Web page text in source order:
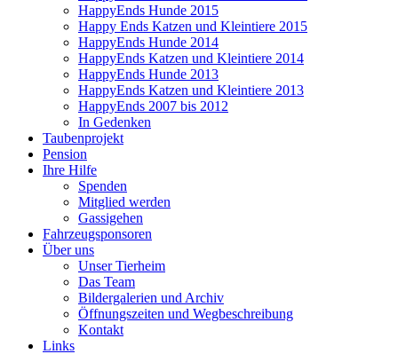
HappyEnds Hunde 2015
Happy Ends Katzen und Kleintiere 2015
HappyEnds Hunde 2014
HappyEnds Katzen und Kleintiere 2014
HappyEnds Hunde 2013
HappyEnds Katzen und Kleintiere 2013
HappyEnds 2007 bis 2012
In Gedenken
Taubenprojekt
Pension
Ihre Hilfe
Spenden
Mitglied werden
Gassigehen
Fahrzeugsponsoren
Über uns
Unser Tierheim
Das Team
Bildergalerien und Archiv
Öffnungszeiten und Wegbeschreibung
Kontakt
Links